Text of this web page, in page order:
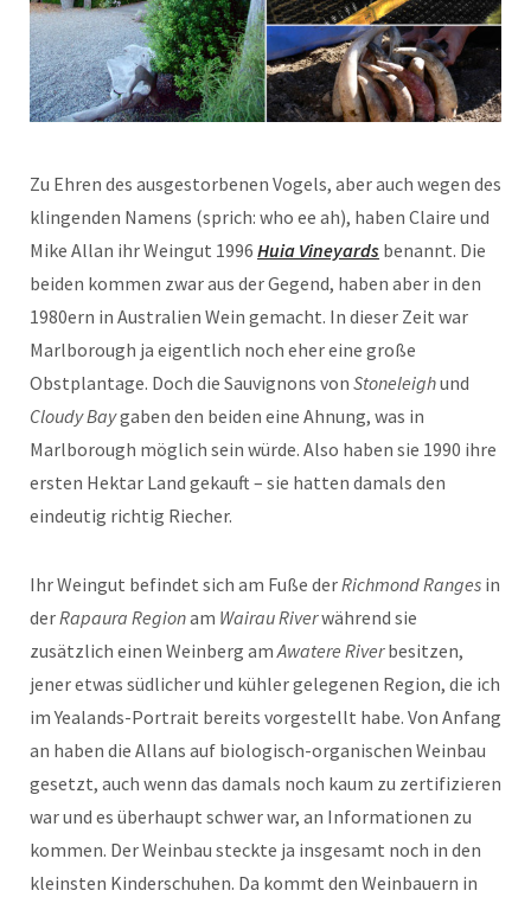
Zu Ehren des ausgestorbenen Vogels, aber auch wegen des
klingenden Namens (sprich: who ee ah), haben Claire und
Mike Allan ihr Weingut 1996 Huia Vineyards benannt. Die
beiden kommen zwar aus der Gegend, haben aber in den
1980ern in Australien Wein gemacht. In dieser Zeit war
Marlborough ja eigentlich noch eher eine große
Obstplantage. Doch die Sauvignons von Stoneleighund
Cloudy Baygaben den beiden eine Ahnung, was in
Marlborough möglich sein würde. Also haben sie 1990 ihre
ersten Hektar Land gekauft – sie hatten damals den
eindeutig richtig Riecher.
Ihr Weingut befindet sich am Fuße derRichmond Ranges in
derRapaura Regionam Wairau Riverwährend sie
zusätzlich einen Weinberg amAwatere Riverbesitzen,
jener etwas südlicher und kühler gelegenen Region, die ich
im Yealands-Portrait bereits vorgestellt habe. Von Anfang
an haben die Allans auf biologisch-organischen Weinbau
gesetzt, auch wenn das damals noch kaum zu zertifizieren
war und es überhaupt schwer war, an Informationen zu
kommen. Der Weinbau steckte ja insgesamt noch in den
kleinsten Kinderschuhen. Da kommt den Weinbauern in